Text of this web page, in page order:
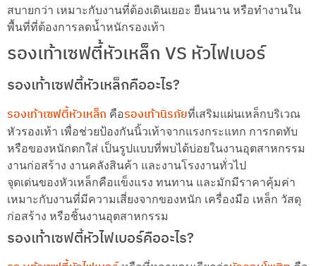
สบายกว่า เหมาะกับงานที่ต้องเดินเยอะ ยืนนาน หรือทำงานใน
พื้นที่ที่ต้องการลดน้ำหนักรองเท้า
รองเท้าเซฟตี้หัวเหล็ก VS หัวไฟเบอร์
รองเท้าเซฟตี้หัวเหล็กคืออะไร?
รองเท้าเซฟตี้หัวเหล็ก คือรองเท้านิรภัยที่เสริมแผ่นเหล็กบริเวณ
หัวรองเท้า เพื่อช่วยป้องกันนิ้วเท้าจากแรงกระแทก การกดทับ
หรือของหนักตกใส่ เป็นรูปแบบที่พบได้บ่อยในงานอุตสาหกรรม
งานก่อสร้าง งานคลังสินค้า และงานโรงงานทั่วไป
จุดเด่นของหัวเหล็กคือแข็งแรง ทนทาน และมักมีราคาคุ้มค่า
เหมาะกับงานที่มีความเสี่ยงจากของหนัก เครื่องมือ เหล็ก วัสดุ
ก่อสร้าง หรือชิ้นงานอุตสาหกรรม
รองเท้าเซฟตี้หัวไฟเบอร์คืออะไร?